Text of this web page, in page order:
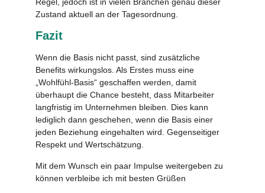
Zustand aktuell an der Tagesordnung.
Fazit
Wenn die Basis nicht passt, sind zusätzliche
Benefits wirkungslos. Als Erstes muss eine
„Wohlfühl-Basis“ geschaffen werden, damit
überhaupt die Chance besteht, dass Mitarbeiter
langfristig im Unternehmen bleiben. Dies kann
lediglich dann geschehen, wenn die Basis einer
jeden Beziehung eingehalten wird. Gegenseitiger
Respekt und Wertschätzung.
Mit dem Wunsch ein paar Impulse weitergeben zu
können verbleibe ich mit besten Grüßen